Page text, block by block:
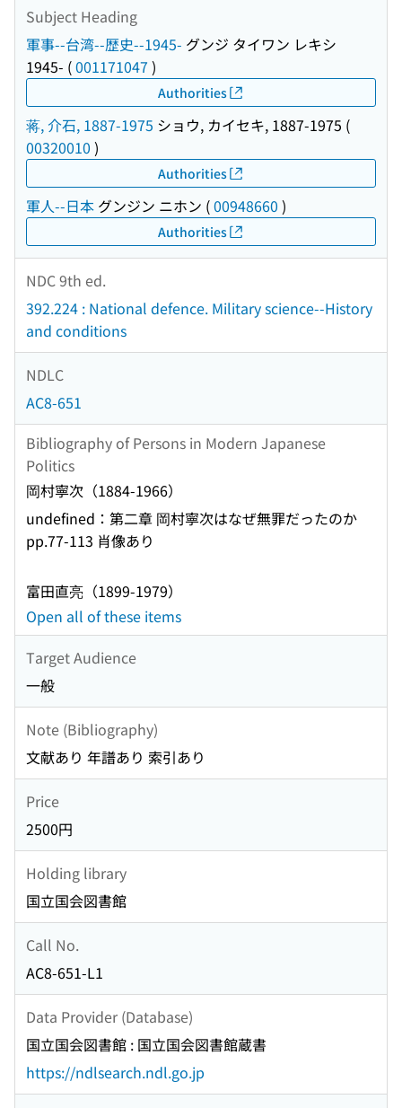
Subject Heading
軍事--台湾--歴史--1945- グンジ タイワン レキシ
1945- (001171047 )
Authorities
蒋, 介石, 1887-1975 ショウ, カイセキ, 1887-1975 (
00320010 )
Authorities
軍人--日本 グンジン ニホン (00948660 )
Authorities
NDC 9th ed.
392.224 : National defence. Military science--History
and conditions
NDLC
AC8-651
Bibliography of Persons in Modern Japanese
Politics
岡村寧次（1884-1966）
undefined：第二章 岡村寧次はなぜ無罪だったのか
pp.77-113 肖像あり
富田直亮（1899-1979）
Open all of these items
Target Audience
一般
Note (Bibliography)
文献あり 年譜あり 索引あり
Price
2500円
Holding library
国立国会図書館
Call No.
AC8-651-L1
Data Provider (Database)
国立国会図書館 : 国立国会図書館蔵書
https://ndlsearch.ndl.go.jp